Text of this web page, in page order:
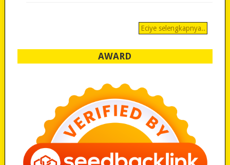
Eciye selengkapnya..
AWARD